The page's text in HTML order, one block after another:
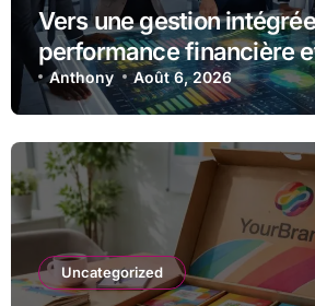
Vers une gestion
performance financière
financière avec Opteva
Anthony Août 6, 2026
Uncategorized